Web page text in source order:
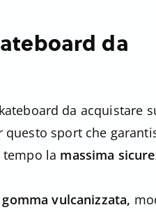
da
da acquistare
questo sport che
tempo la massima
vulcanizzata,